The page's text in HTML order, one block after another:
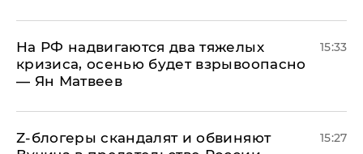
На РФ надвигаются два тяжелых
кризиса, осенью будет взрывоопасно
— Ян Матвеев
15:33
Z-блогеры скандалят и обвиняют
15:27